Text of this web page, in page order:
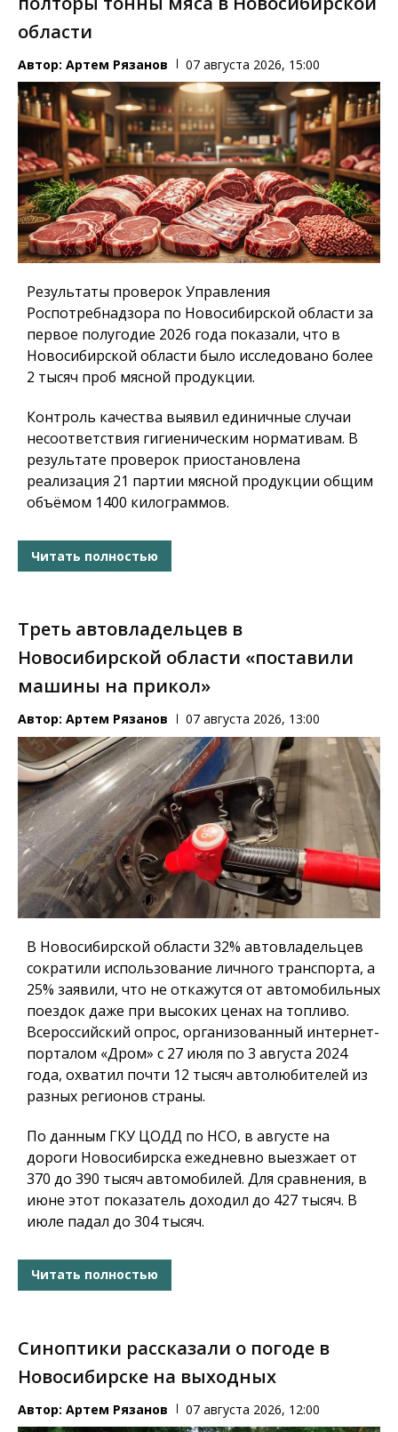
области
Автор: Артем Рязанов 07 августа 2026, 15:00
Результаты проверок Управления
Роспотребнадзора по Новосибирской области за
первое полугодие 2026 года показали, что в
Новосибирской области было исследовано более
2 тысяч проб мясной продукции.
Контроль качества выявил единичные случаи
несоответствия гигиеническим нормативам. В
результате проверок приостановлена
реализация 21 партии мясной продукции общим
объёмом 1400 килограммов.
Читать полностью
Треть автовладельцев в
Новосибирской области «поставили
машины на прикол»
Автор: Артем Рязанов 07 августа 2026, 13:00
В Новосибирской области 32% автовладельцев
сократили использование личного транспорта, а
25% заявили, что не откажутся от автомобильных
поездок даже при высоких ценах на топливо.
Всероссийский опрос, организованный интернет-
порталом «Дром» с 27 июля по 3 августа 2024
года, охватил почти 12 тысяч автолюбителей из
разных регионов страны.
По данным ГКУ ЦОДД по НСО, в августе на
дороги Новосибирска ежедневно выезжает от
370 до 390 тысяч автомобилей. Для сравнения, в
июне этот показатель доходил до 427 тысяч. В
июле падал до 304 тысяч.
Читать полностью
Синоптики рассказали о погоде в
Новосибирске на выходных
Автор: Артем Рязанов 07 августа 2026, 12:00